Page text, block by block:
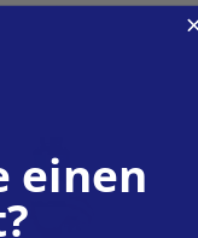
einen